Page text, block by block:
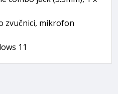
zvučnici, mikrofon
11